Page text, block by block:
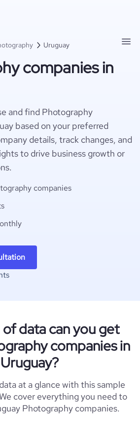
Uruguay
companies in
and find Photography
based on your preferred
details, track changes, and
to drive business growth or
companies
data can you get
companies in
Uruguay?
at a glance with this sample
cover everything you need to
Photography companies.